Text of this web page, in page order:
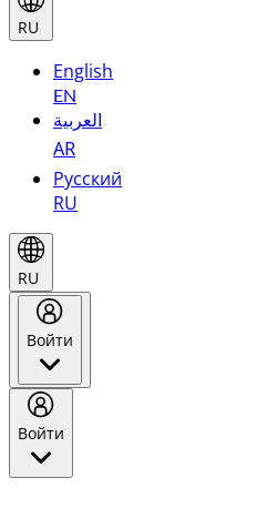
RU
English
EN
العربية
AR
Русский
RU
RU
Войти
Войти